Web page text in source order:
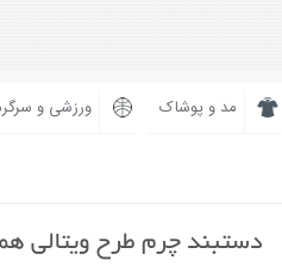
مد و پوشاک ورزشی و
دستبند چرم طرح ویتالی